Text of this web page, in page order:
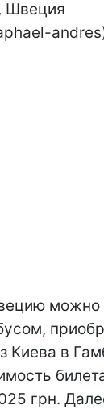
Швеция
можно
Киева в
грн.